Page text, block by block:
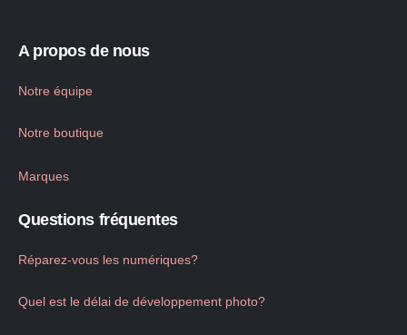
A propos de nous
Notre équipe
Notre boutique
Marques
Questions fréquentes
Réparez-vous les numériques?
Quel est le délai de développement photo?